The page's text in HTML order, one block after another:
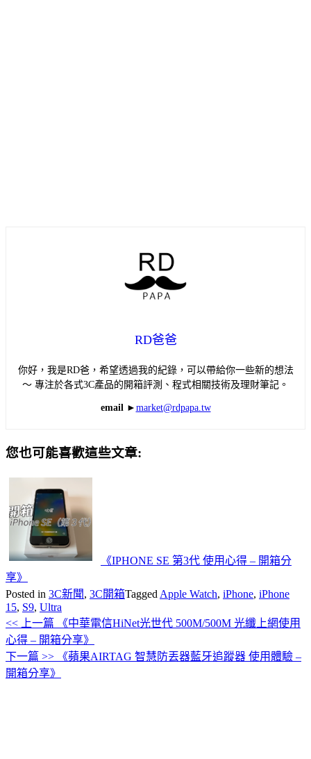
RD爸爸
你好，我是RD爸，希望透過我的紀錄，可以帶給你一些新的想法
～ 專注於各式3C產品的開箱評測、程式相關技術及理財筆記。
email ► market@rdpapa.tw
您也可能喜歡這些文章:
《IPHONE SE 第3代 使用心得 – 開箱分
享》
Posted in 3C新聞, 3C開箱Tagged Apple Watch, iPhone, iPhone
15, S9, Ultra
文
章
導
<< 上一篇
《中華電信HiNet光世代 500M/500M 光纖上網使用
心得 – 開箱分享》
下一篇 >>
《蘋果AIRTAG 智慧防丟器藍牙追蹤器 使用體驗 –
開箱分享》